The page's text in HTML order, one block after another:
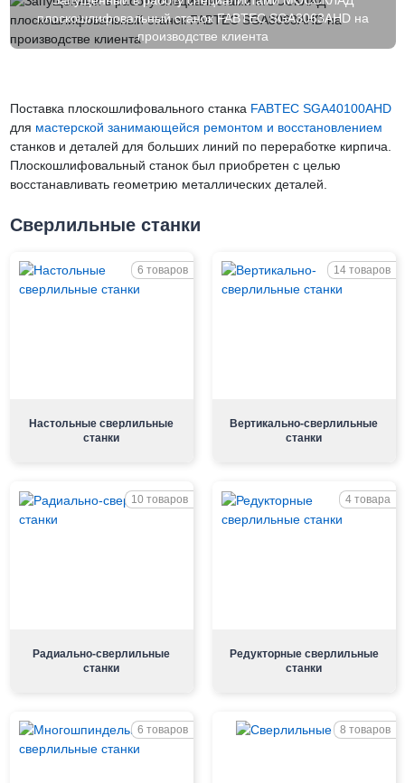
плоскошлифовальный станок FABTEC SGA3063AHD на
производстве клиента
Поставка плоскошлифовального станка FABTEC SGA40100AHD
для мастерской занимающейся ремонтом и восстановлением
станков и деталей для больших линий по переработке кирпича.
Плоскошлифовальный станок был приобретен с целью
восстанавливать геометрию металлических деталей.
Сверлильные станки
6 товаров
Настольные сверлильные
станки
14 товаров
Вертикально-сверлильные
станки
10 товаров
Радиально-сверлильные
станки
4 товара
Редукторные сверлильные
станки
6 товаров 8 товаров